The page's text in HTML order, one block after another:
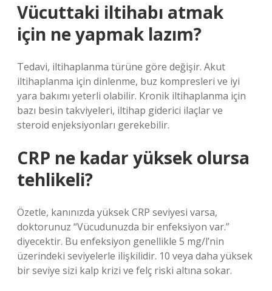
Vücuttaki iltihabı atmak
için ne yapmak lazım?
Tedavi, iltihaplanma türüne göre değişir. Akut
iltihaplanma için dinlenme, buz kompresleri ve iyi
yara bakımı yeterli olabilir. Kronik iltihaplanma için
bazı besin takviyeleri, iltihap giderici ilaçlar ve
steroid enjeksiyonları gerekebilir.
CRP ne kadar yüksek olursa
tehlikeli?
Özetle, kanınızda yüksek CRP seviyesi varsa,
doktorunuz “Vücudunuzda bir enfeksiyon var.”
diyecektir. Bu enfeksiyon genellikle 5 mg/l’nin
üzerindeki seviyelerle ilişkilidir. 10 veya daha yüksek
bir seviye sizi kalp krizi ve felç riski altına sokar.